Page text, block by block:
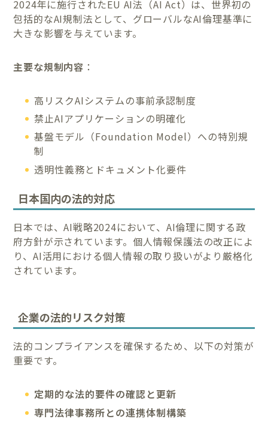
2024年に施行されたEU AI法（AI Act）は、世界初の
包括的なAI規制法として、グローバルなAI倫理基準に
大きな影響を与えています。
主要な規制内容 ：
高リスクAIシステムの事前承認制度
禁止AIアプリケーションの明確化
基盤モデル（Foundation Model）への特別規
制
透明性義務とドキュメント化要件
日本国内の法的対応
日本では、AI戦略2024において、AI倫理に関する政
府方針が示されています。個人情報保護法の改正によ
り、AI活用における個人情報の取り扱いがより厳格化
されています。
企業の法的リスク対策
法的コンプライアンスを確保するため、以下の対策が
重要です。
定期的な法的要件の確認と更新
専門法律事務所との連携体制構築